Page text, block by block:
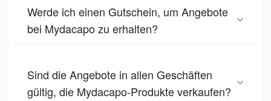
Werde ich einen Gutschein, um Angebote
bei Mydacapo zu erhalten?
Sind die Angebote in allen Geschäften
gültig, die Mydacapo-Produkte verkaufen?